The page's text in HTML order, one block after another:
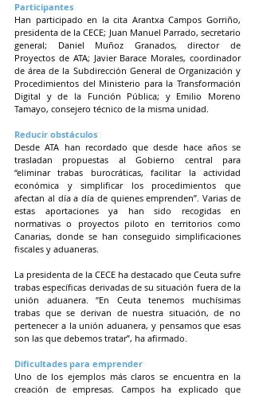
Participantes
Han participado en la cita Arantxa Campos Gorriño,
presidenta de la CECE; Juan Manuel Parrado, secretario
general; Daniel Muñoz Granados, director de
Proyectos de ATA; Javier Barace Morales, coordinador
de área de la Subdirección General de Organización y
Procedimientos del Ministerio para la Transformación
Digital y de la Función Pública; y Emilio Moreno
Tamayo, consejero técnico de la misma unidad.
Reducir obstáculos
Desde ATA han recordado que desde hace años se
trasladan propuestas al Gobierno central para
“eliminar trabas burocráticas, facilitar la actividad
económica y simplificar los procedimientos que
afectan al día a día de quienes emprenden”. Varias de
estas aportaciones ya han sido recogidas en
normativas o proyectos piloto en territorios como
Canarias, donde se han conseguido simplificaciones
fiscales y aduaneras.
La presidenta de la CECE ha destacado que Ceuta sufre
trabas específicas derivadas de su situación fuera de la
unión aduanera. “En Ceuta tenemos muchísimas
trabas que se derivan de nuestra situación, de no
pertenecer a la unión aduanera, y pensamos que esas
son las que debemos tratar”, ha afirmado.
Dificultades para emprender
Uno de los ejemplos más claros se encuentra en la
creación de empresas. Campos ha explicado que